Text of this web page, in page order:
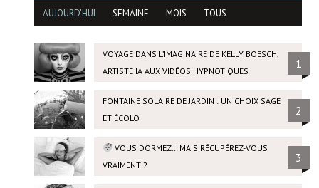
AUJOURD'HUI SEMAINE MOIS TOUS
VOYAGE DANS L’IMAGINAIRE DE KELLY BOESCH,
ARTISTE IA AUX VIDÉOS HYPNOTIQUES
1
FONTAINE SOLAIRE DE JARDIN : UN CHOIX SAGE
ET ÉCOLO
2
VOUS DORMEZ… MAIS RÉCUPÉREZ-VOUS
VRAIMENT ?
3